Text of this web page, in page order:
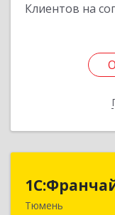
Клиентов на
Тюмень